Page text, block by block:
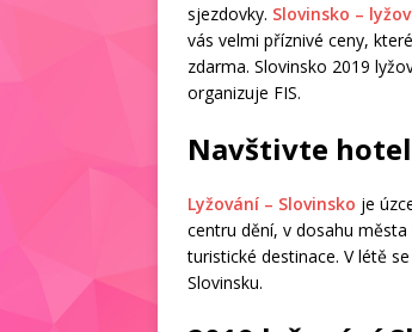
sjezdovky. Slovinsko –
vás velmi příznivé ceny,
zdarma. Slovinsko 2019
organizuje FIS.
Navštivte
Lyžování – Slovinsko je
centru dění, v dosahu
turistické destinace. V létě
Slovinsku.